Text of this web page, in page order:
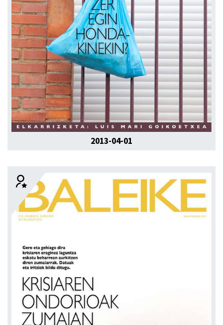
2013-04-01